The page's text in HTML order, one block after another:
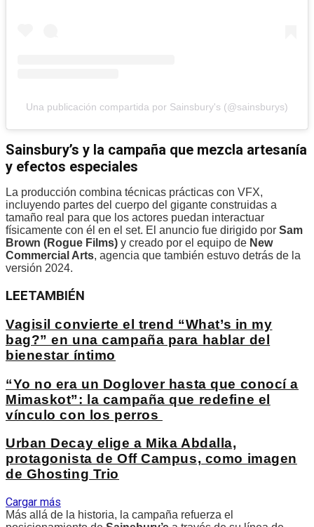
Una publicación compartida por Sainsbury's (@sainsburys)
Sainsbury’s y la campaña que mezcla artesanía
y efectos especiales
La producción combina técnicas prácticas con VFX,
incluyendo partes del cuerpo del gigante construidas a
tamaño real para que los actores puedan interactuar
físicamente con él en el set. El anuncio fue dirigido por Sam
Brown (Rogue Films) y creado por el equipo de New
Commercial Arts, agencia que también estuvo detrás de la
versión 2024.
LEETAMBIÉN
Vagisil convierte el trend “What’s in my
bag?” en una campaña para hablar del
bienestar íntimo
“Yo no era un Doglover hasta que conocí a
Mimaskot”: la campaña que redefine el
vínculo con los perros
Urban Decay elige a Mika Abdalla,
protagonista de Off Campus, como imagen
de Ghosting Trio
Cargar más
Más allá de la historia, la campaña refuerza el